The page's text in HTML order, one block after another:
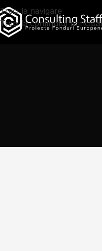
Treci la navigare
Treci la conținutul principal